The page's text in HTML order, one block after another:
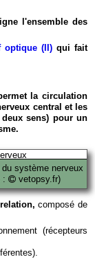
l'ensemble des
optique (II) qui fait
la circulation
central et les
sens) pour un
système nerveux
:
vetopsy.fr)
composé de
(récepteurs